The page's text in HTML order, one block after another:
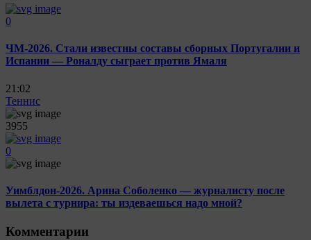
0
ЧМ-2026. Стали известны составы сборных Португалии и
Испании — Роналду сыграет против Ямаля
21:02
Теннис
3955
0
Уимблдон-2026. Арина Соболенко — журналисту после
вылета с турнира: ты издеваешься надо мной?
Комментарии